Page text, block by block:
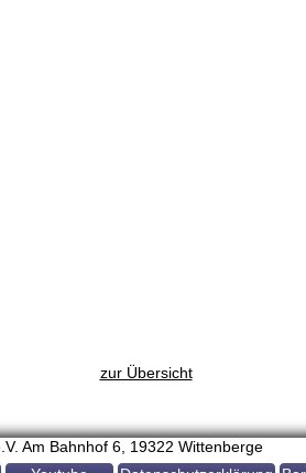
zur Übersicht
Am Bahnhof 6, 19322 Wittenberge